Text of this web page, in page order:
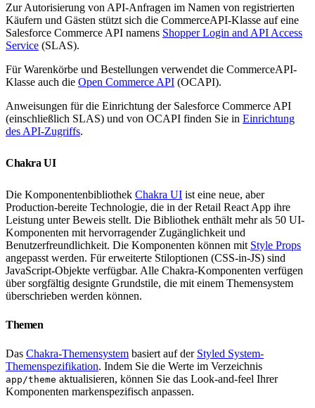
Zur Autorisierung von API-Anfragen im Namen von registrierten
Käufern und Gästen stützt sich die CommerceAPI-Klasse auf eine
Salesforce Commerce API namens Shopper Login and API Access
Service (SLAS).
Für Warenkörbe und Bestellungen verwendet die CommerceAPI-
Klasse auch die Open Commerce API (OCAPI).
Anweisungen für die Einrichtung der Salesforce Commerce API
(einschließlich SLAS) und von OCAPI finden Sie in Einrichtung
des API-Zugriffs.
Chakra UI
Die Komponentenbibliothek Chakra UI ist eine neue, aber
Production-bereite Technologie, die in der Retail React App ihre
Leistung unter Beweis stellt. Die Bibliothek enthält mehr als 50 UI-
Komponenten mit hervorragender Zugänglichkeit und
Benutzerfreundlichkeit. Die Komponenten können mit Style Props
angepasst werden. Für erweiterte Stiloptionen (CSS-in-JS) sind
JavaScript-Objekte verfügbar. Alle Chakra-Komponenten verfügen
über sorgfältig designte Grundstile, die mit einem Themensystem
überschrieben werden können.
Themen
Das Chakra-Themensystem basiert auf der Styled System-
Themenspezifikation. Indem Sie die Werte im Verzeichnis
app/theme aktualisieren, können Sie das Look-and-feel Ihrer
Komponenten markenspezifisch anpassen.